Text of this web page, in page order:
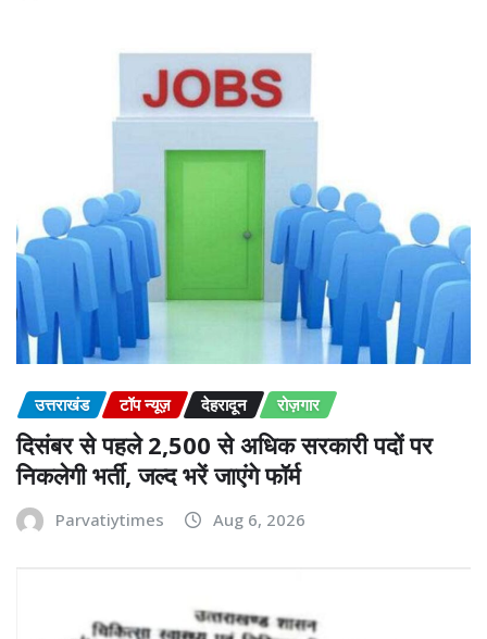
उत्तराखंड टॉप न्यूज़ देहरादून रोज़गार
दिसंबर से पहले 2,500 से अधिक सरकारी पदों पर
निकलेगी भर्ती, जल्द भरें जाएंगे फॉर्म
Parvatiytimes Aug 6, 2026